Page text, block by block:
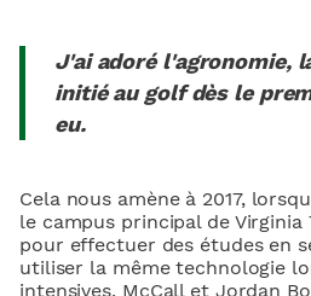
J'ai adoré l'agronomie,
initié au golf dès le
eu.
Cela nous amène à 2017,
le campus principal de Virginia
pour effectuer des études en
utiliser la même technologie
intensives. McCall et Jordan